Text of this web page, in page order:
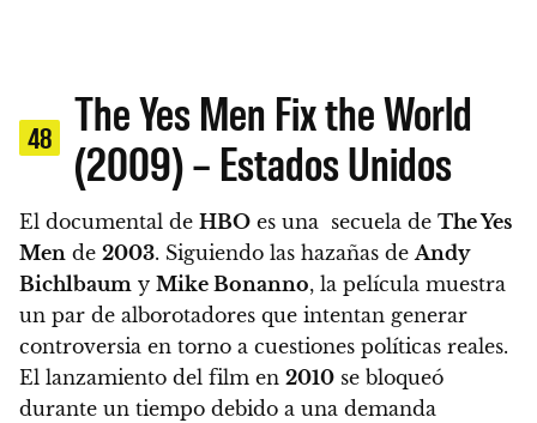
48
The Yes Men Fix the World
(2009) – Estados Unidos
El documental de HBO es una secuela de The Yes
Men de 2003. Siguiendo las hazañas deAndy
Bichlbaum y Mike Bonanno, la película muestra
un par de alborotadores que intentan generar
controversia en torno a cuestiones políticas reales.
El lanzamiento del film en 2010 se bloqueó
durante un tiempo debido a una demanda